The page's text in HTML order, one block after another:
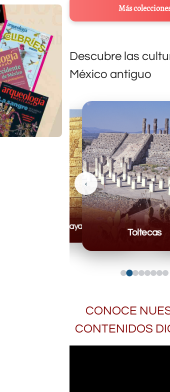
Más
Descubre las
México antiguo
Mayas
Toltecas
‹
CONOCE
CONTENIDOS